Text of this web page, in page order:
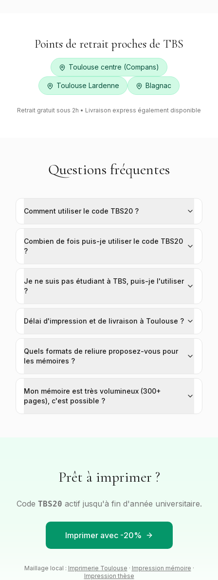
Points de retrait proches de TBS
Toulouse centre (Compans)
Toulouse Lardenne Blagnac
Retrait gratuit sous 2h • Livraison express également disponible
Questions fréquentes
Comment utiliser le code TBS20 ?
Combien de fois puis-je utiliser le code TBS20
?
Je ne suis pas étudiant à TBS, puis-je l'utiliser
?
Délai d'impression et de livraison à Toulouse ?
Quels formats de reliure proposez-vous pour
les mémoires ?
Mon mémoire est très volumineux (300+
pages), c'est possible ?
Prêt à imprimer ?
Code TBS20 actif jusqu'à fin d'année universitaire.
Imprimer avec -20%
Maillage local : Imprimerie Toulouse · Impression mémoire ·
Impression thèse